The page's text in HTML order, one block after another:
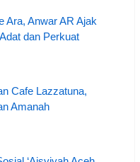
Ara, Anwar AR Ajak
dan Perkuat
Cafe Lazzatuna,
Amanah